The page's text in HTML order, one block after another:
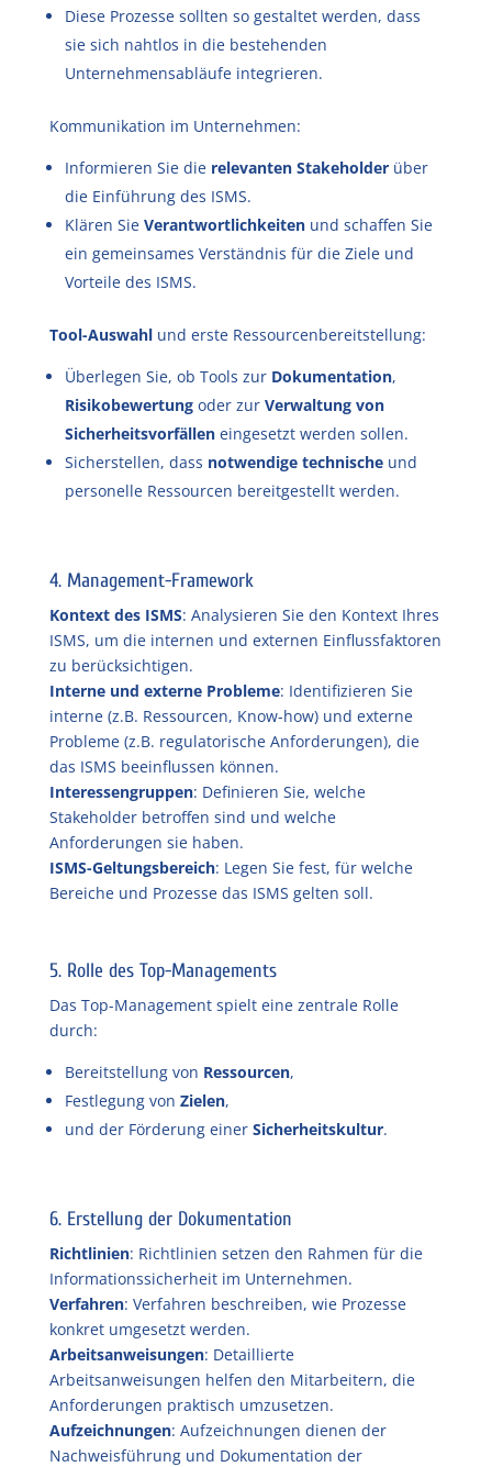
Diese Prozesse sollten so gestaltet werden, dass
sie sich nahtlos in die bestehenden
Unternehmensabläufe integrieren.
Kommunikation im Unternehmen:
Informieren Sie die relevanten Stakeholderüber
die Einführung des ISMS.
Klären Sie Verantwortlichkeitenund schaffen Sie
ein gemeinsames Verständnis für die Ziele und
Vorteile des ISMS.
Tool-Auswahlund erste Ressourcenbereitstellung:
Überlegen Sie, ob Tools zur Dokumentation,
Risikobewertungoder zur Verwaltung von
Sicherheitsvorfälleneingesetzt werden sollen.
Sicherstellen, dass notwendige technischeund
personelle Ressourcen bereitgestellt werden.
4. Management-Framework
Kontext des ISMS: Analysieren Sie den Kontext Ihres
ISMS, um die internen und externen Einflussfaktoren
zu berücksichtigen.
Interne und externe Probleme: Identifizieren Sie
interne (z.B. Ressourcen, Know-how) und externe
Probleme (z.B. regulatorische Anforderungen), die
das ISMS beeinflussen können.
Interessengruppen: Definieren Sie, welche
Stakeholder betroffen sind und welche
Anforderungen sie haben.
ISMS-Geltungsbereich: Legen Sie fest, für welche
Bereiche und Prozesse das ISMS gelten soll.
5. Rolle des Top-Managements
Das Top-Management spielt eine zentrale Rolle
durch:
Bereitstellung von Ressourcen,
Festlegung von Zielen,
und der Förderung einer Sicherheitskultur.
6. Erstellung der Dokumentation
Richtlinien: Richtlinien setzen den Rahmen für die
Informationssicherheit im Unternehmen.
Verfahren: Verfahren beschreiben, wie Prozesse
konkret umgesetzt werden.
Arbeitsanweisungen: Detaillierte
Arbeitsanweisungen helfen den Mitarbeitern, die
Anforderungen praktisch umzusetzen.
Aufzeichnungen: Aufzeichnungen dienen der
Nachweisführung und Dokumentation der